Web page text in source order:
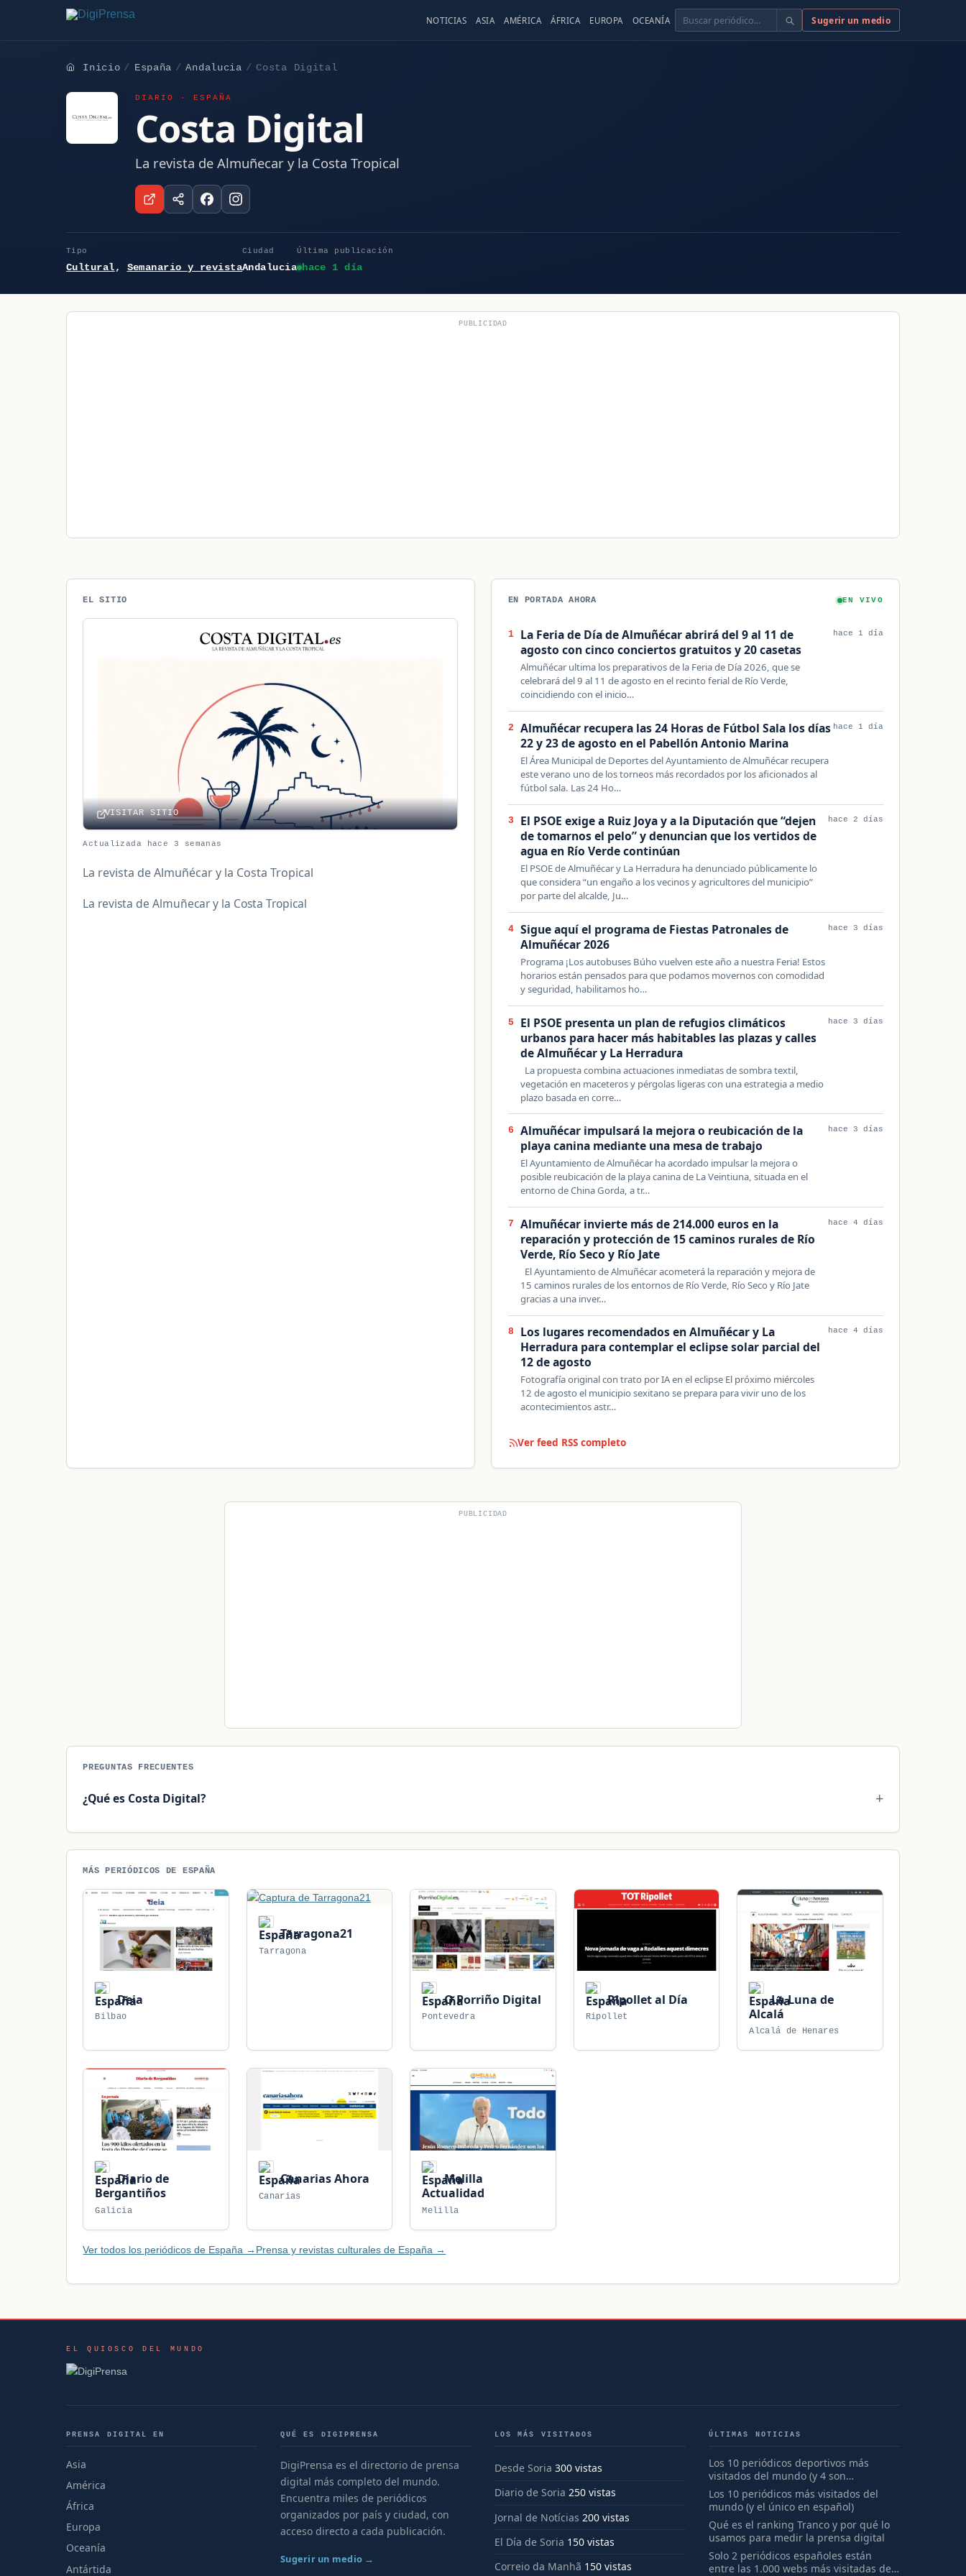
NOTICIAS ASIA AMÉRICA ÁFRICA EUROPA OCEANÍA Buscar Sugerir un medio
Inicio España Andalucia Costa Digital
DIARIO · ESPAÑA
Costa Digital
La revista de Almuñecar y la Costa Tropical
Tipo
Cultural, Semanario y revista
Ciudad
Andalucia
Última publicación
hace 1 día
PUBLICIDAD
EL SITIO
VISITAR SITIO
Actualizada hace 3 semanas
La revista de Almuñécar y la Costa Tropical
La revista de Almuñecar y la Costa Tropical
EN PORTADA AHORA EN VIVO
1
La Feria de Día de Almuñécar abrirá del 9 al 11 de
agosto con cinco conciertos gratuitos y 20 casetas
Almuñécar ultima los preparativos de la Feria de Día 2026, que se
celebrará del 9 al 11 de agosto en el recinto ferial de Río Verde,
coincidiendo con el inicio…
hace 1 día
2
Almuñécar recupera las 24 Horas de Fútbol Sala los días
22 y 23 de agosto en el Pabellón Antonio Marina
El Área Municipal de Deportes del Ayuntamiento de Almuñécar recupera
este verano uno de los torneos más recordados por los aficionados al
fútbol sala. Las 24 Ho…
hace 1 día
3
El PSOE exige a Ruiz Joya y a la Diputación que “dejen
de tomarnos el pelo” y denuncian que los vertidos de
agua en Río Verde continúan
El PSOE de Almuñécar y La Herradura ha denunciado públicamente lo
que considera “un engaño a los vecinos y agricultores del municipio”
por parte del alcalde, Ju…
hace 2 días
4
Sigue aquí el programa de Fiestas Patronales de
Almuñécar 2026
Programa ¡Los autobuses Búho vuelven este año a nuestra Feria! Estos
horarios están pensados para que podamos movernos con comodidad
y seguridad, habilitamos ho…
hace 3 días
5
El PSOE presenta un plan de refugios climáticos
urbanos para hacer más habitables las plazas y calles
de Almuñécar y La Herradura
La propuesta combina actuaciones inmediatas de sombra textil,
vegetación en maceteros y pérgolas ligeras con una estrategia a medio
plazo basada en corre…
hace 3 días
6
Almuñécar impulsará la mejora o reubicación de la
playa canina mediante una mesa de trabajo
El Ayuntamiento de Almuñécar ha acordado impulsar la mejora o
posible reubicación de la playa canina de La Veintiuna, situada en el
entorno de China Gorda, a tr…
hace 3 días
7
Almuñécar invierte más de 214.000 euros en la
reparación y protección de 15 caminos rurales de Río
Verde, Río Seco y Río Jate
El Ayuntamiento de Almuñécar acometerá la reparación y mejora de
15 caminos rurales de los entornos de Río Verde, Río Seco y Río Jate
gracias a una inver…
hace 4 días
8
Los lugares recomendados en Almuñécar y La
Herradura para contemplar el eclipse solar parcial del
12 de agosto
Fotografía original con trato por IA en el eclipse El próximo miércoles
12 de agosto el municipio sexitano se prepara para vivir uno de los
acontecimientos astr…
hace 4 días
Ver feed RSS completo
PUBLICIDAD
PREGUNTAS FRECUENTES
¿Qué es Costa Digital?
MÁS PERIÓDICOS DE ESPAÑA
Deia
Bilbao
Tarragona21
Tarragona
O Porriño Digital
Pontevedra
Ripollet al Día
Ripollet
La Luna de
Alcalá
Alcalá de Henares
Diario de
Bergantiños
Galicia
Canarias Ahora
Canarias
Melilla
Actualidad
Melilla
Ver todos los periódicos de España → Prensa y revistas culturales de España →
EL QUIOSCO DEL MUNDO
PRENSA DIGITAL EN
Asia
América
África
Europa
Oceanía
Antártida
QUÉ ES DIGIPRENSA
DigiPrensa es el directorio de prensa
digital más completo del mundo.
Encuentra miles de periódicos
organizados por país y ciudad, con
acceso directo a cada publicación.
Sugerir un medio →
LOS MÁS VISITADOS
Desde Soria 300 vistas
Diario de Soria 250 vistas
Jornal de Notícias 200 vistas
El Día de Soria 150 vistas
Correio da Manhã 150 vistas
ÚLTIMAS NOTICIAS
Los 10 periódicos deportivos más
visitados del mundo (y 4 son
españoles)
Los 10 periódicos más visitados del
mundo (y el único en español)
Qué es el ranking Tranco y por qué lo
usamos para medir la prensa digital
Solo 2 periódicos españoles están
entre las 1.000 webs más visitadas del